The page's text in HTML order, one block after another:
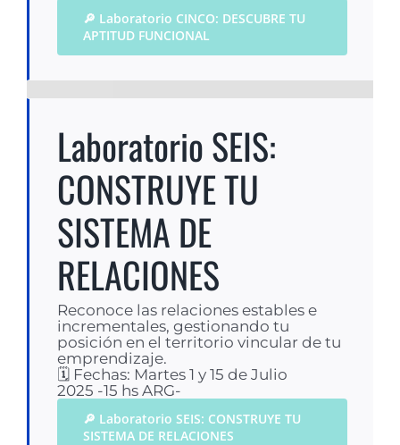
🔎 Laboratorio CINCO: DESCUBRE TU
APTITUD FUNCIONAL
Laboratorio SEIS:
CONSTRUYE TU
SISTEMA DE
RELACIONES
Reconoce las relaciones estables e
incrementales, gestionando tu
posición en el territorio vincular de tu
emprendizaje.
🗓 Fechas: Martes 1 y 15 de Julio
2025 -15 hs ARG-
🔎 Laboratorio SEIS: CONSTRUYE TU
SISTEMA DE RELACIONES